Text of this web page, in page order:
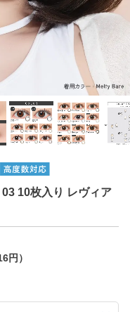
10枚入り レヴィア
円）